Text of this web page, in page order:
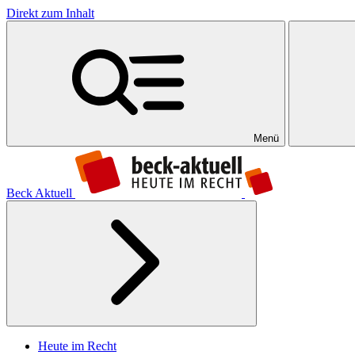
Direkt zum Inhalt
Menü
Beck Aktuell
Heute im Recht